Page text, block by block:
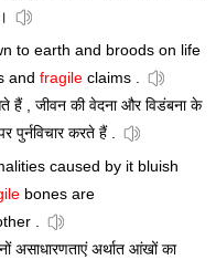
to earth and broods on life
and fragile claims .
हैं , जीवन की वेदना और विडंबना के
पुर्नविचार करते हैं .
caused by it bluish
bones are
.
असाधारणताएं अर्थात आंखों का